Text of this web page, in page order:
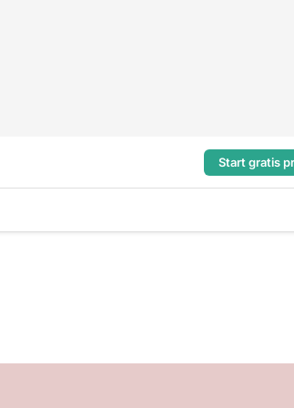
Start gratis